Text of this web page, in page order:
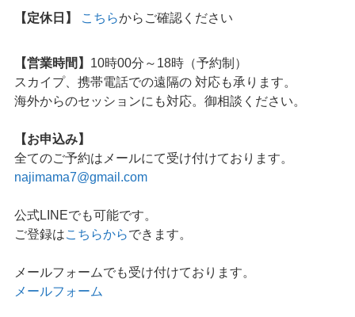
【定休日】 こちらからご確認ください
【営業時間】 10時00分～18時（予約制）
スカイプ、携帯電話での遠隔の 対応も承ります。
海外からのセッションにも対応。御相談ください。
【お申込み】
全てのご予約はメールにて受け付けております。
najimama7@gmail.com
公式LINEでも可能です。
ご登録はこちらからできます。
メールフォームでも受け付けております。
メールフォーム